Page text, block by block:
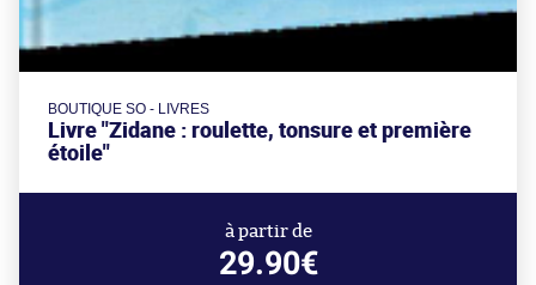
BOUTIQUE SO - LIVRES
Livre "Zidane : roulette, tonsure et première
étoile"
à partir de
29.90€